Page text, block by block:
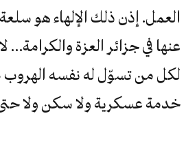
العمل. إذن ذلك الإلهاء هو
عنها في جزائر العزة
لكل من تسوّل له نفسه الهروب
خدمة عسكرية ولا سكن ولا حتى